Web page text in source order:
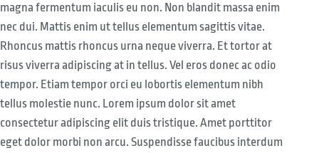
magna fermentum iaculis eu non. Non blandit massa enim
nec dui. Mattis enim ut tellus elementum sagittis vitae.
Rhoncus mattis rhoncus urna neque viverra. Et tortor at
risus viverra adipiscing at in tellus. Vel eros donec ac odio
tempor. Etiam tempor orci eu lobortis elementum nibh
tellus molestie nunc. Lorem ipsum dolor sit amet
consectetur adipiscing elit duis tristique. Amet porttitor
eget dolor morbi non arcu. Suspendisse faucibus interdum